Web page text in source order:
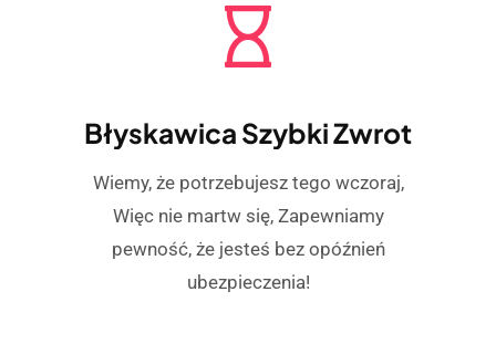
Błyskawica Szybki Zwrot
Wiemy, że potrzebujesz tego wczoraj,
Więc nie martw się, Zapewniamy
pewność, że jesteś bez opóźnień
ubezpieczenia!